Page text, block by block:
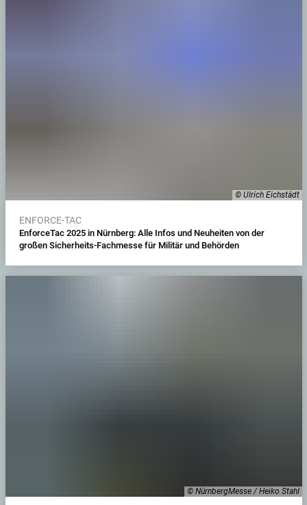
© Ulrich Eichstädt
ENFORCE-TAC
EnforceTac 2025 in Nürnberg: Alle Infos und Neuheiten von der
großen Sicherheits-Fachmesse für Militär und Behörden
© NürnbergMesse / Heiko Stahl